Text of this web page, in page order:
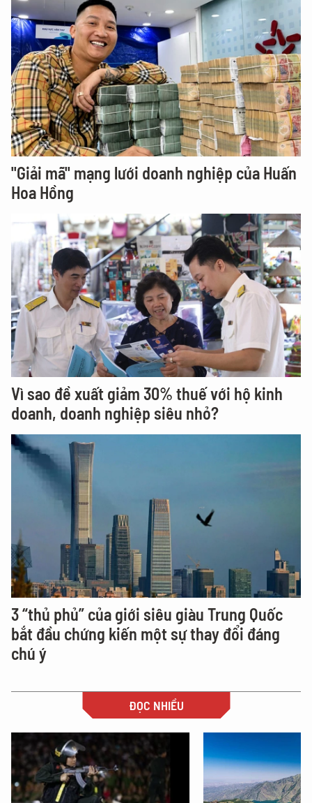
"Giải mã" mạng lưới doanh nghiệp của Huấn
Hoa Hồng
Vì sao đề xuất giảm 30% thuế với hộ kinh
doanh, doanh nghiệp siêu nhỏ?
3 “thủ phủ” của giới siêu giàu Trung Quốc
bắt đầu chứng kiến một sự thay đổi đáng
chú ý
ĐỌC NHIỀU